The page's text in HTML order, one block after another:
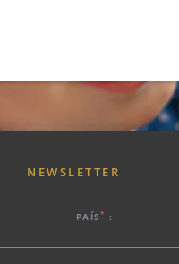
PAÍS* :
NEWSLETTER